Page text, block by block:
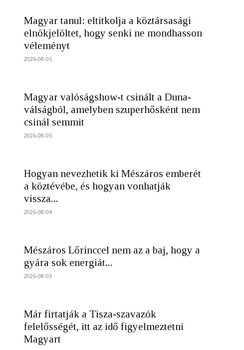
Magyar tanul: eltitkolja a köztársasági
elnökjelöltet, hogy senki ne mondhasson
véleményt
2026-08-05
Magyar valóságshow-t csinált a Duna-
válságból, amelyben szuperhősként nem
csinál semmit
2026-08-05
Hogyan nevezhetik ki Mészáros emberét
a köztévébe, és hogyan vonhatják
vissza...
2026-08-04
Mészáros Lőrinccel nem az a baj, hogy a
gyára sok energiát...
2026-08-03
Már firtatják a Tisza-szavazók
felelősségét, itt az idő figyelmeztetni
Magyart